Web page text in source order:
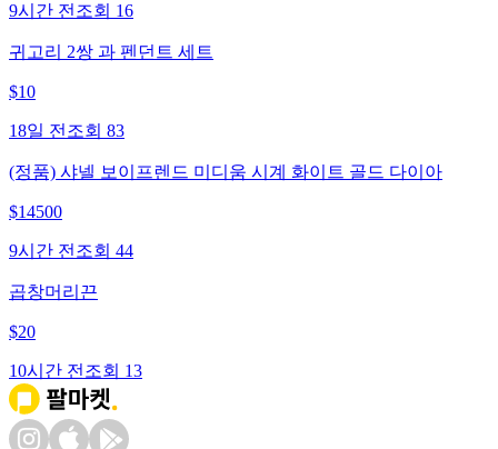
9시간 전 조회 16
귀고리 2쌍 과 펜던트 세트
$10
18일 전 조회 83
(정품) 샤넬 보이프렌드 미디움 시계 화이트 골드 다이아
$14500
9시간 전 조회 44
곱창머리끈
$20
10시간 전 조회 13